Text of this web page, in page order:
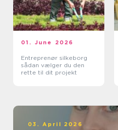
01. June 2026
Entreprenør silkeborg
sådan vælger du den
rette til dit projekt
03. April 2026